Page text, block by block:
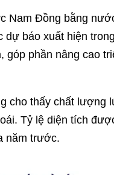
Nam Đồng bằng
báo xuất hiện
góp phần nâng cao
cho thấy chất lượng
Tỷ lệ diện tích
năm trước.